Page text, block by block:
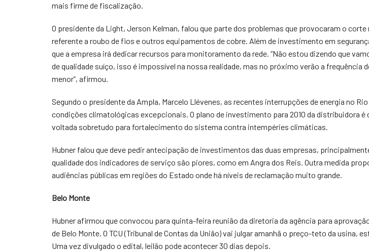
mais firme de fiscalização.
O presidente da Light, Jerson Kelman, falou que parte dos problemas que provocaram o
referente a roubo de fios e outros equipamentos de cobre. Além de investimento em
que a empresa irá dedicar recursos para monitoramento da rede. “Não estou dizendo que
de qualidade suíço, isso é impossível na nossa realidade, mas no próximo verão a frequência
menor”, afirmou.
Segundo o presidente da Ampla, Marcelo Llévenes, as recentes interrupções de energia no
condições climatológicas excepcionais. O plano de investimento para 2010 da distribuidora é
voltada sobretudo para fortalecimento do sistema contra intempéries climáticas.
Hubner falou que deve pedir antecipação de investimentos das duas empresas,
qualidade dos indicadores de serviço são piores, como em Angra dos Reis. Outra medida
audiências públicas em regiões do Estado onde há níveis de reclamação muito grande.
Belo Monte
Hubner afirmou que convocou para quinta-feira reunião da diretoria da agência para
de Belo Monte. O TCU (Tribunal de Contas da União) vai julgar amanhã o preço-teto da usina,
Uma vez divulgado o edital, leilão pode acontecer 30 dias depois.